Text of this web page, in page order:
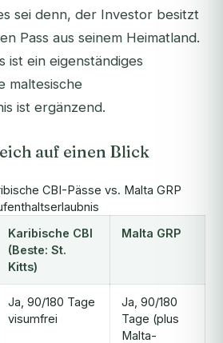
sei denn, der Investor besitzt
Pass aus seinem Heimatland.
ist ein eigenständiges
maltesische
ist ergänzend.
auf einen Blick
CBI-Pässe vs. Malta GRP
Karibische CBI
(Beste: St.
Kitts)
Malta GRP
Ja, 90/180 Tage
visumfrei
Ja, 90/180
Tage (plus
Malta-